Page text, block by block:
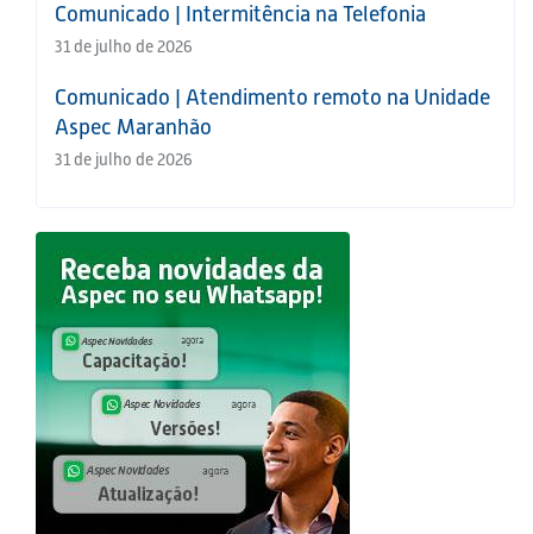
Comunicado | Intermitência na Telefonia
31 de julho de 2026
Comunicado | Atendimento remoto na Unidade
Aspec Maranhão
31 de julho de 2026